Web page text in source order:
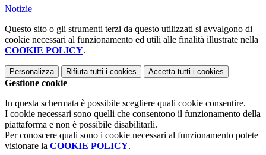
Notizie
Questo sito o gli strumenti terzi da questo utilizzati si avvalgono di
cookie necessari al funzionamento ed utili alle finalità illustrate nella
COOKIE POLICY.
Personalizza Rifiuta tutti i cookies Accetta tutti i cookies
Gestione cookie
In questa schermata è possibile scegliere quali cookie consentire.
I cookie necessari sono quelli che consentono il funzionamento della
piattaforma e non è possibile disabilitarli.
Per conoscere quali sono i cookie necessari al funzionamento potete
visionare la COOKIE POLICY.